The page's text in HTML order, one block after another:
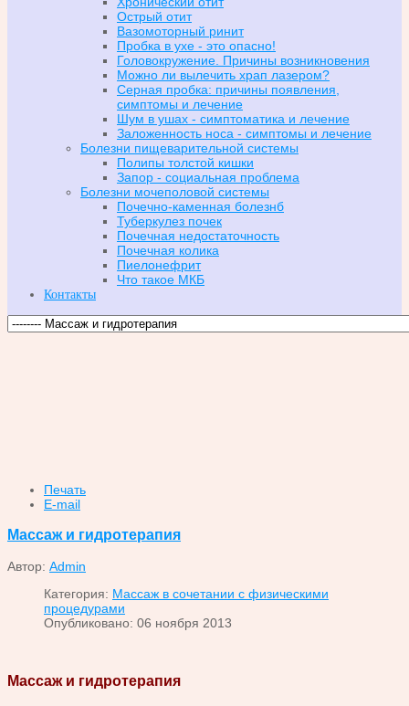
Острый отит
Вазомоторный ринит
Пробка в ухе - это опасно!
Головокружение. Причины возникновения
Можно ли вылечить храп лазером?
Серная пробка: причины появления,
симптомы и лечение
Шум в ушах - симптоматика и лечение
Заложенность носа - симптомы и лечение
Болезни пищеварительной системы
Полипы толстой кишки
Запор - социальная проблема
Болезни мочеполовой системы
Почечно-каменная болезнб
Туберкулез почек
Почечная недостаточность
Почечная колика
Пиелонефрит
Что такое МКБ
Контакты
Печать
E-mail
Массаж и гидротерапия
Автор: Admin
Категория: Массаж в сочетании с физическими
процедурами
Опубликовано: 06 ноября 2013
Массаж и гидротерапия